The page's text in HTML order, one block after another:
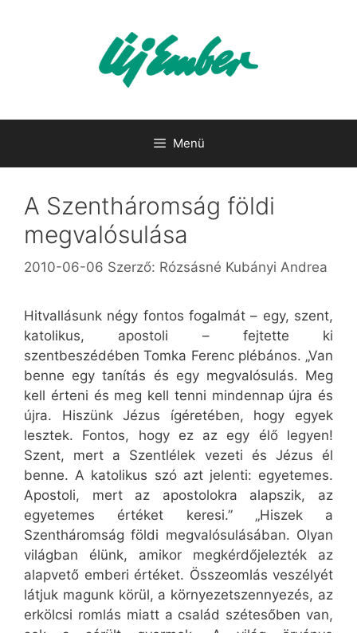
Menü
A Szentháromság földi
megvalósulása
2010-06-06 Szerző: Rózsásné Kubányi Andrea
Hitvallásunk négy fontos fogalmát – egy, szent,
katolikus, apostoli – fejtette ki
szentbeszédében Tomka Ferenc plébános. „Van
benne egy tanítás és egy megvalósulás. Meg
kell érteni és meg kell tenni mindennap újra és
újra. Hiszünk Jézus ígéretében, hogy egyek
lesztek. Fontos, hogy ez az egy élő legyen!
Szent, mert a Szentlélek vezeti és Jézus él
benne. A katolikus szó azt jelenti: egyetemes.
Apostoli, mert az apostolokra alapszik, az
egyetemes értéket keresi.” „Hiszek a
Szentháromság földi megvalósulásában. Olyan
világban élünk, amikor megkérdőjelezték az
alapvető emberi értéket. Összeomlás veszélyét
látjuk magunk körül, a környezetszennyezés, az
erkölcsi romlás miatt a család szétesőben van,